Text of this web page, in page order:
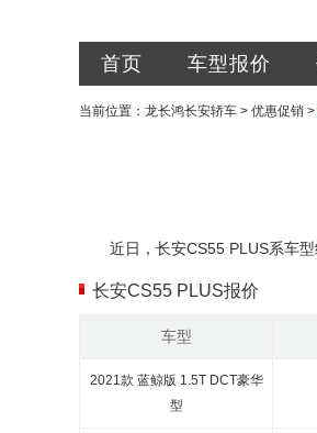
首页 车型报价
当前位置： 龙长鸿长安轿车 > 优惠促销 >
近日，长安CS55 PLUS系车
长安CS55 PLUS报价
车型
2021款 蓝鲸版 1.5T DCT豪华
型